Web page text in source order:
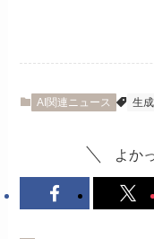
AI関連ニュース 生
よか